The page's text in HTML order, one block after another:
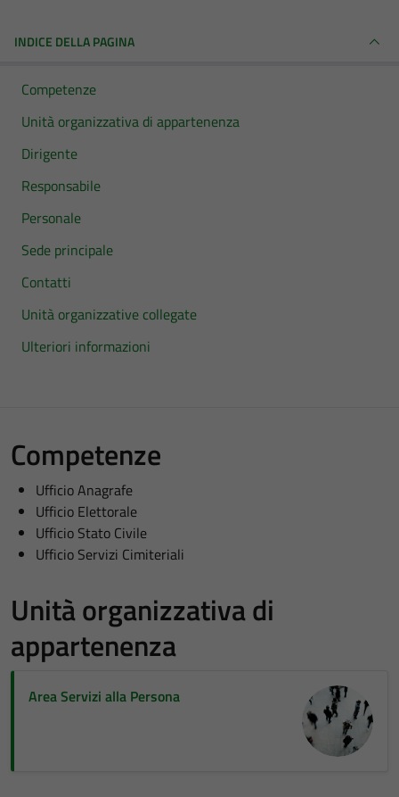
INDICE DELLA PAGINA
Competenze
Unità organizzativa di appartenenza
Dirigente
Responsabile
Personale
Sede principale
Contatti
Unità organizzative collegate
Ulteriori informazioni
Competenze
Ufficio Anagrafe
Ufficio Elettorale
Ufficio Stato Civile
Ufficio Servizi Cimiteriali
Unità organizzativa di
appartenenza
Area Servizi alla Persona